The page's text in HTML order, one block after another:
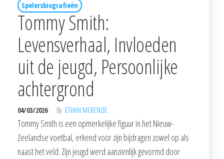
Spelersbiografieën
Tommy Smith:
Levensverhaal, Invloeden
uit de jeugd, Persoonlijke
achtergrond
04/03/2026 By ETHAN MCKENZIE
Tommy Smith is een opmerkelijke figuur in het Nieuw-
Zeelandse voetbal, erkend voor zijn bijdragen zowel op als
naast het veld. Zijn jeugd werd aanzienlijk gevormd door